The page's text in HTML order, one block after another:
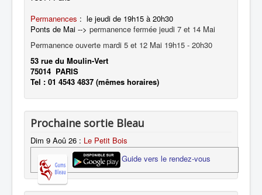
Permanences : le jeudi de 19h15 à 20h30
Ponts de Mai --> permanence fermée jeudi 7 et 14 Mai
Permanence ouverte mardi 5 et 12 Mai 19h15 - 20h30
53 rue du Moulin-Vert
75014 PARIS
Tel : 01 4543 4837 (mêmes horaires)
Prochaine sortie Bleau
Dim 9 Aoû 26 : Le Petit Bois
Guide vers le rendez-vous